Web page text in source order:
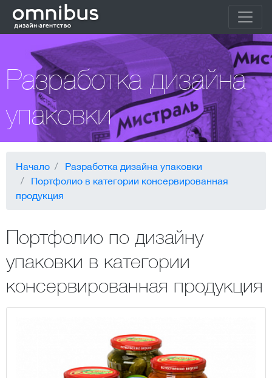
Разработка дизайна
упаковки
Начало
Разработка дизайна упаковки
Портфолио в категории консервированная
продукция
Портфолио по дизайну
упаковки в категории
консервированная продукция